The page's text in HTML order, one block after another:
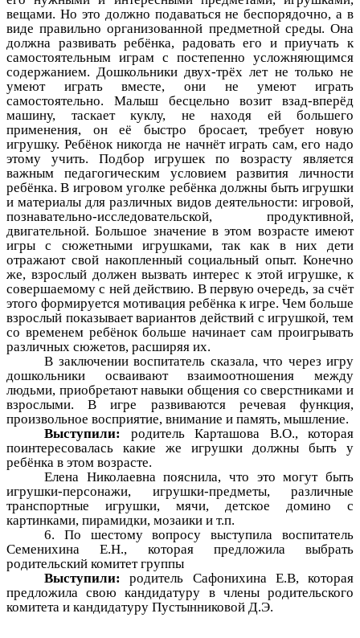
вещами. Но это должно подаваться не беспорядочно, а в
виде правильно организованной предметной среды. Она
должна развивать ребёнка, радовать его и приучать к
самостоятельным играм с постепенно усложняющимся
содержанием. Дошкольники двух-трёх лет не только не
умеют играть вместе, они не умеют играть
самостоятельно. Малыш бесцельно возит взад-вперёд
машину, таскает куклу, не находя ей большего
применения, он её быстро бросает, требует новую
игрушку. Ребёнок никогда не начнёт играть сам, его надо
этому учить. Подбор игрушек по возрасту является
важным педагогическим условием развития личности
ребёнка. В игровом уголке ребёнка должны быть игрушки
и материалы для различных видов деятельности: игровой,
познавательно-исследовательской, продуктивной,
двигательной. Большое значение в этом возрасте имеют
игры с сюжетными игрушками, так как в них дети
отражают свой накопленный социальный опыт. Конечно
же, взрослый должен вызвать интерес к этой игрушке, к
совершаемому с ней действию. В первую очередь, за счёт
этого формируется мотивация ребёнка к игре. Чем больше
взрослый показывает вариантов действий с игрушкой, тем
со временем ребёнок больше начинает сам проигрывать
различных сюжетов, расширяя их.
В заключении воспитатель сказала, что через игру
дошкольники осваивают взаимоотношения между
людьми, приобретают навыки общения со сверстниками и
взрослыми. В игре развиваются речевая функция,
произвольное восприятие, внимание и память, мышление.
Выступили: родитель Карташова В.О., которая
поинтересовалась какие же игрушки должны быть у
ребёнка в этом возрасте.
Елена Николаевна пояснила, что это могут быть
игрушки-персонажи, игрушки-предметы, различные
транспортные игрушки, мячи, детское домино с
картинками, пирамидки, мозаики и т.п.
6. По шестому вопросу выступила воспитатель
Семенихина Е.Н., которая предложила выбрать
родительский комитет группы
Выступили:родитель Сафонихина Е.В, которая
предложила свою кандидатуру в члены родительского
комитета и кандидатуру Пустынниковой Д.Э.